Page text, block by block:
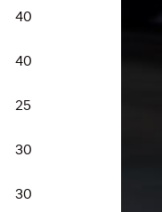
40
40
25
30
30